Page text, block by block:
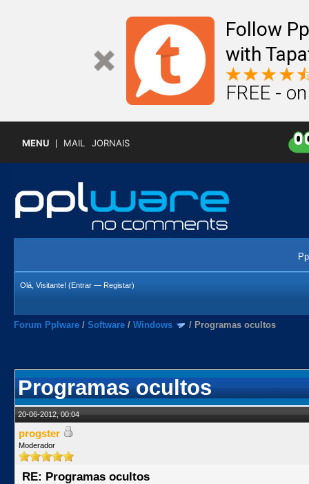
Follow
with
FREE -
MENU MAIL JORNAIS
Olá, Visitante! (Entrar — Registar)
Forum Pplware / Software / Windows / Programas ocultos
Programas ocultos
20-06-2012, 00:04
progster
Moderador
RE: Programas ocultos